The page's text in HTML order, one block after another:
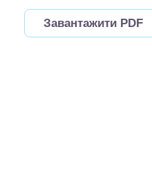
Завантажити PDF